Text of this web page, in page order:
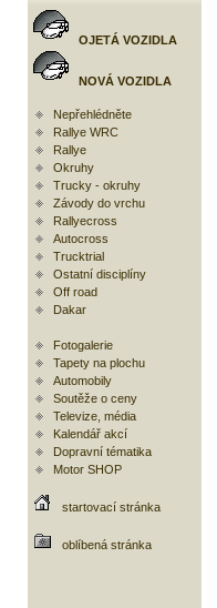
OJETÁ VOZIDLA
NOVÁ VOZIDLA
Nepřehlédněte
Rallye WRC
Rallye
Okruhy
Trucky - okruhy
Závody do vrchu
Rallyecross
Autocross
Trucktrial
Ostatní disciplíny
Off road
Dakar
Fotogalerie
Tapety na plochu
Automobily
Soutěže o ceny
Televize, média
Kalendář akcí
Dopravní tématika
Motor SHOP
startovací stránka
oblíbená stránka